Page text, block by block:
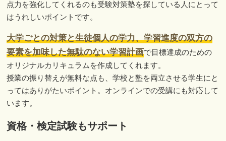
点力を強化してくれるのも受験対策塾を探している人にとって
はうれしいポイントです。
大学ごとの対策と生徒個人の学力、学習進度の双方の
要素を加味した無駄のない学習計画で目標達成のための
オリジナルカリキュラムを作成してくれます。
授業の振り替えが無料な点も、学校と塾を両立させる学生にと
ってはありがたいポイント。オンラインでの受講にも対応して
います。
資格・検定試験もサポート